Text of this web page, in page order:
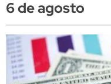
6 de agosto